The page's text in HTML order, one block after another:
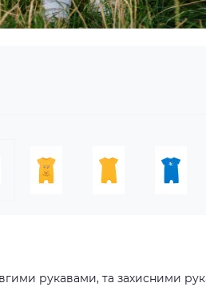
рукавами, та захисними